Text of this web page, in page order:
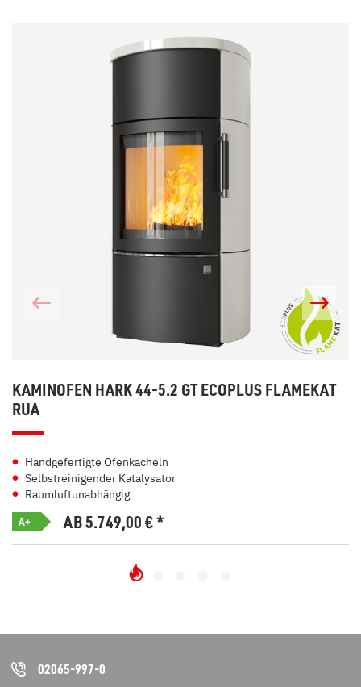
KAMINOFEN HARK 44-5.2 GT ECOPLUS FLAMEKAT
RUA
Handgefertigte Ofenkacheln
Selbstreinigender Katalysator
Raumluftunabhängig
A+ AB 5.749,00€*
02065-997-0